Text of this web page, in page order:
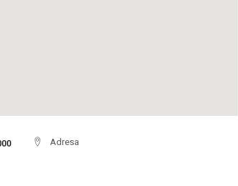
Adresa